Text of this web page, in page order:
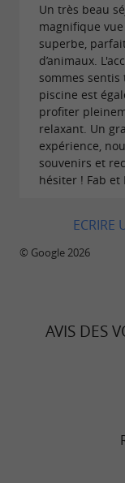
Un très beau
magnifique
superbe,
d’animaux.
sommes
piscine est
profiter
relaxant. Un
expérience,
souvenirs et
hésiter ! Fab et
ECRIRE
© Google 2026
AVIS DES